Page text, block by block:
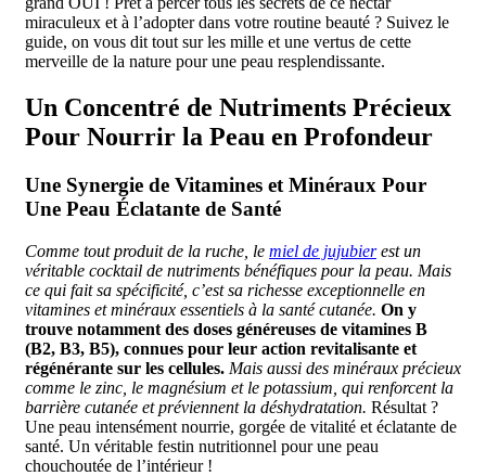
miraculeux et à l’adopter dans votre routine beauté ? Suivez le
guide, on vous dit tout sur les mille et une vertus de cette
merveille de la nature pour une peau resplendissante.
Un Concentré de Nutriments Précieux
Pour Nourrir la Peau en Profondeur
Une Synergie de Vitamines et Minéraux Pour
Une Peau Éclatante de Santé
Comme tout produit de la ruche, le miel de jujubierest un
véritable cocktail de nutriments bénéfiques pour la peau. Mais
ce qui fait sa spécificité, c’est sa richesse exceptionnelle en
vitamines et minéraux essentiels à la santé cutanée. On y
trouve notamment des doses généreuses de vitamines B
(B2, B3, B5), connues pour leur action revitalisante et
régénérante sur les cellules. Mais aussi des minéraux précieux
comme le zinc, le magnésium et le potassium, qui renforcent la
barrière cutanée et préviennent la déshydratation. Résultat ?
Une peau intensément nourrie, gorgée de vitalité et éclatante de
santé. Un véritable festin nutritionnel pour une peau
chouchoutée de l’intérieur !